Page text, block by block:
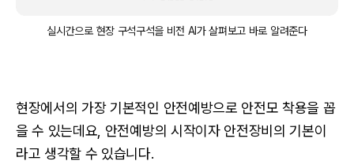
실시간으로 현장 구석구석을 비전 AI가 살펴보고 바로 알려준다
현장에서의 가장 기본적인 안전예방으로 안전모 착용을 꼽
을 수 있는데요, 안전예방의 시작이자 안전장비의 기본이
라고 생각할 수 있습니다.